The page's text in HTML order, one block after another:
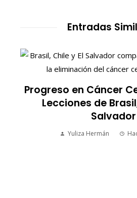
Entradas
Progreso en Cáncer
Lecciones de
Salvador
Yuliza Hermán